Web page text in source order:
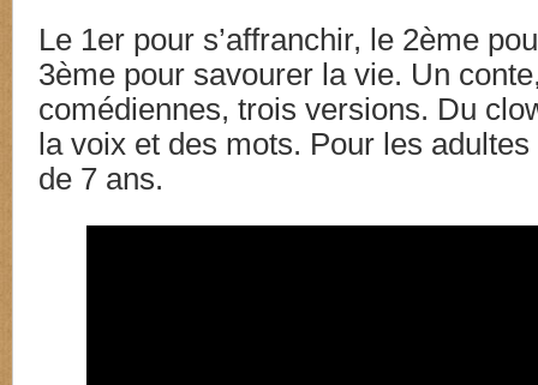
Le 1er pour s’affranchir, le 2ème
3ème pour savourer la vie. Un
comédiennes, trois versions. Du
la voix et des mots. Pour les
de 7 ans.